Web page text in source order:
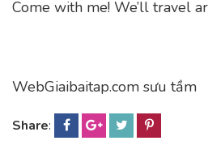
Come with me! We’ll travel
WebGiaibaitap.com sưu tầm
Share: